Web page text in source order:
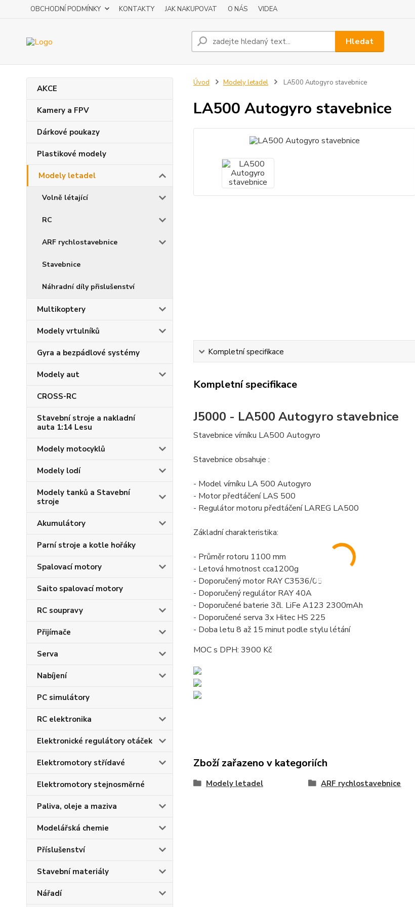
OBCHODNÍ PODMÍNKY KONTAKTY JAK NAKUPOVAT O NÁS VIDEA
Hledat
AKCE
Kamery a FPV
Dárkové poukazy
Plastikové modely
Modely letadel
Volně létající
RC
ARF rychlostavebnice
Stavebnice
Náhradní díly přislušenství
Multikoptery
Modely vrtulníků
Gyra a bezpádlové systémy
Modely aut
CROSS-RC
Stavební stroje a nakladní
auta 1:14 Lesu
Modely motocyklů
Modely lodí
Modely tanků a Stavební
stroje
Akumulátory
Parní stroje a kotle hořáky
Spalovací motory
Saito spalovací motory
RC soupravy
Přijímače
Serva
Nabíjení
PC simulátory
RC elektronika
Elektronické regulátory otáček
Elektromotory střídavé
Elektromotory stejnosměrné
Paliva, oleje a maziva
Modelářská chemie
Příslušenství
Stavební materiály
Nářadí
Úvod Modely letadel LA500 Autogyro stavebnice
LA500 Autogyro stavebnice
Kompletní specifikace
Kompletní specifikace
J5000 - LA500 Autogyro stavebnice
Stavebnice vírníku LA500 Autogyro
Stavebnice obsahuje :
- Model vírníku LA 500 Autogyro
- Motor předtáčení LAS 500
- Regulátor motoru předtáčení LAREG LA500
Základní charakteristika:
- Průměr rotoru 1100 mm
- Letová hmotnost cca1200g
- Doporučený motor RAY C3536/05
- Doporučený regulátor RAY 40A
- Doporučené baterie 3čl. LiFe A123 2300mAh
- Doporučené serva 3x Hitec HS 225
- Doba letu 8 až 15 minut podle stylu létání
MOC s DPH: 3900 Kč
Zboží zařazeno v kategoriích
Modely letadel ARF rychlostavebnice